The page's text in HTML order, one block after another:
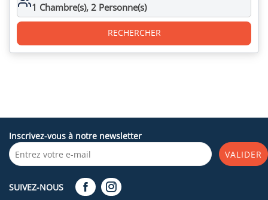
1 Chambre(s), 2 Personne(s)
RECHERCHER
Inscrivez-vous à notre newsletter
VALIDER
SUIVEZ-NOUS